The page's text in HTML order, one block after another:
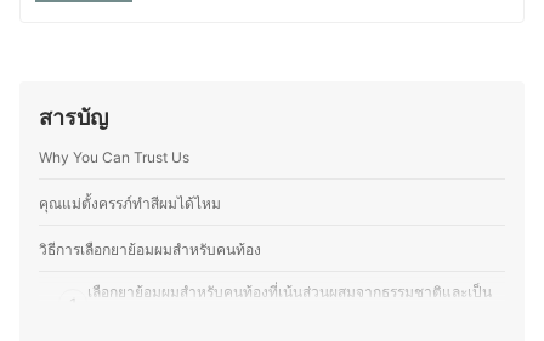
รายละเอียดของผลิตภัณฑ์แต่ละประเภท ตั้งแต่การเปรียบ
เพราะเราเข้าใจว่าความต้องการของผู้บริโภคมีความหลาก
โจทย์การใช้งานในชีวิตประจำวันมากที่สุด
ประวัติของ กองบรรณาธิการ mybest Thailand
สารบัญ
Why You Can Trust Us
คุณแม่ตั้งครรภ์ทำสีผมได้ไหม
วิธีการเลือกยาย้อมผมสำหรับคนท้อง
1
เลือกยาย้อมผมสำหรับคนท้องที่เน้นส่วนผสมจากธรรมชาติและเป็น